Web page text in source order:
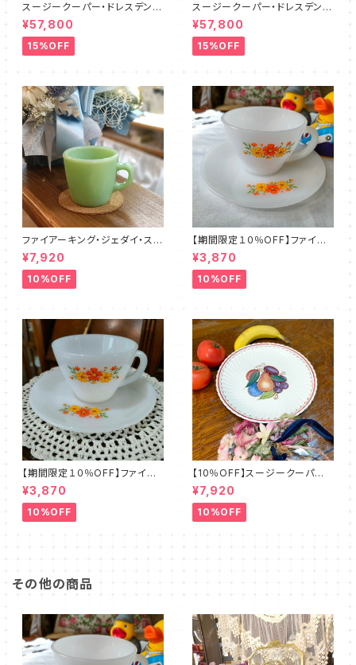
スージークーパー・ドレスデンス
プレイ・ティーフォーツー・セット
PLUS（SCDR6001）
¥57,800
15%OFF
スージークーパー・ドレスデンス
プレイ・フルセット（ピンク）SCD
R9003
¥57,800
15%OFF
ファイアーキング・ジェダイ・スト
レートマグカップ（FKJD0006）
¥7,920
10%OFF
【期間限定１０％OFF】ファイア
ーキング・フラワー・カップ＆ソー
サー（FKFW0002）
¥3,870
10%OFF
【期間限定１０％OFF】ファイア
ーキング・フラワー・カップ＆ソー
サー（FKFW0001）
¥3,870
10%OFF
【10％OFF】スージークーパー・
フルーツモチーフ・プレート（スパ
イラル）SCFM0029
¥7,920
10%OFF
その他の商品